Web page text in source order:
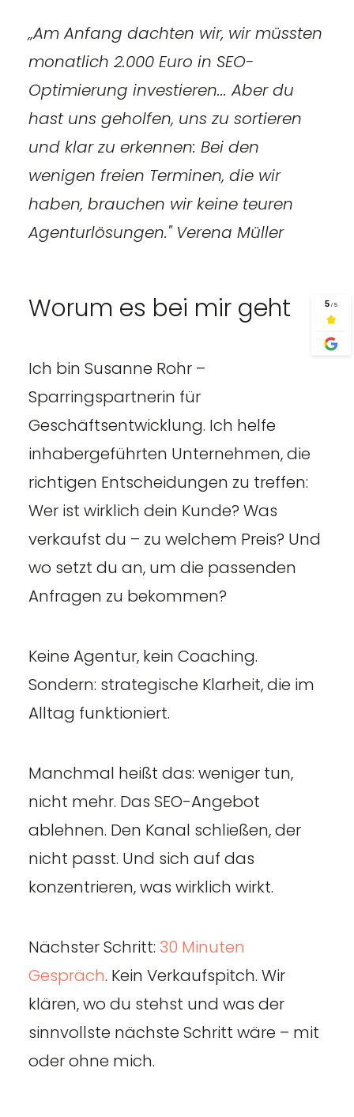
„Am Anfang dachten wir, wir müssten
monatlich 2.000 Euro in SEO-
Optimierung investieren... Aber du
hast uns geholfen, uns zu sortieren
und klar zu erkennen: Bei den
wenigen freien Terminen, die wir
haben, brauchen wir keine teuren
Agenturlösungen." Verena Müller
Worum es bei mir geht
Ich bin Susanne Rohr –
Sparringspartnerin für
Geschäftsentwicklung. Ich helfe
inhabergeführten Unternehmen, die
richtigen Entscheidungen zu treffen:
Wer ist wirklich dein Kunde? Was
verkaufst du – zu welchem Preis? Und
wo setzt du an, um die passenden
Anfragen zu bekommen?
Keine Agentur, kein Coaching.
Sondern: strategische Klarheit, die im
Alltag funktioniert.
Manchmal heißt das: weniger tun,
nicht mehr. Das SEO-Angebot
ablehnen. Den Kanal schließen, der
nicht passt. Und sich auf das
konzentrieren, was wirklich wirkt.
Nächster Schritt: 30 Minuten
Gespräch. Kein Verkaufspitch. Wir
klären, wo du stehst und was der
sinnvollste nächste Schritt wäre – mit
oder ohne mich.